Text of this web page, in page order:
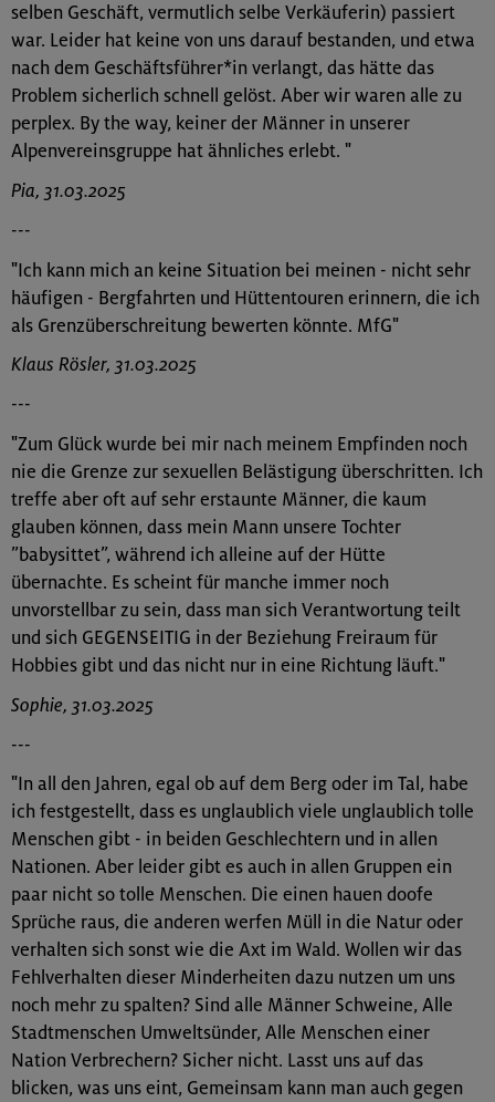
selben Geschäft, vermutlich selbe Verkäuferin) passiert
war. Leider hat keine von uns darauf bestanden, und etwa
nach dem Geschäftsführer*in verlangt, das hätte das
Problem sicherlich schnell gelöst. Aber wir waren alle zu
perplex. By the way, keiner der Männer in unserer
Alpenvereinsgruppe hat ähnliches erlebt. "
Pia, 31.03.2025
---
"Ich kann mich an keine Situation bei meinen - nicht sehr
häufigen - Bergfahrten und Hüttentouren erinnern, die ich
als Grenzüberschreitung bewerten könnte. MfG"
Klaus Rösler, 31.03.2025
---
"Zum Glück wurde bei mir nach meinem Empfinden noch
nie die Grenze zur sexuellen Belästigung überschritten. Ich
treffe aber oft auf sehr erstaunte Männer, die kaum
glauben können, dass mein Mann unsere Tochter
”babysittet”, während ich alleine auf der Hütte
übernachte. Es scheint für manche immer noch
unvorstellbar zu sein, dass man sich Verantwortung teilt
und sich GEGENSEITIG in der Beziehung Freiraum für
Hobbies gibt und das nicht nur in eine Richtung läuft."
Sophie, 31.03.2025
---
"In all den Jahren, egal ob auf dem Berg oder im Tal, habe
ich festgestellt, dass es unglaublich viele unglaublich tolle
Menschen gibt - in beiden Geschlechtern und in allen
Nationen. Aber leider gibt es auch in allen Gruppen ein
paar nicht so tolle Menschen. Die einen hauen doofe
Sprüche raus, die anderen werfen Müll in die Natur oder
verhalten sich sonst wie die Axt im Wald. Wollen wir das
Fehlverhalten dieser Minderheiten dazu nutzen um uns
noch mehr zu spalten? Sind alle Männer Schweine, Alle
Stadtmenschen Umweltsünder, Alle Menschen einer
Nation Verbrechern? Sicher nicht. Lasst uns auf das
blicken, was uns eint, Gemeinsam kann man auch gegen